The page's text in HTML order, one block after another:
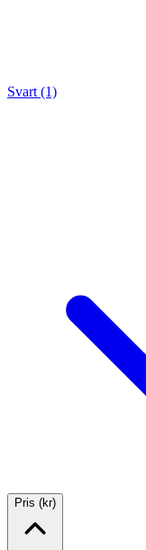
Svart (1)
Pris (kr)